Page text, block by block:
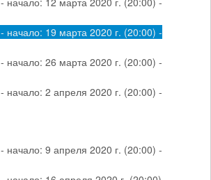
- начало: 19 марта 2020 г. (20:00) -
- начало: 26 марта 2020 г. (20:00) -
- начало: 2 апреля 2020 г. (20:00) -
- начало: 9 апреля 2020 г. (20:00) -